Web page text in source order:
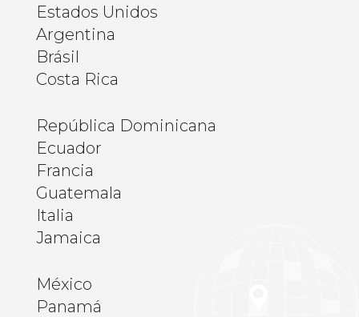
Estados Unidos
Argentina
Brásil
Costa Rica
República Dominicana
Ecuador
Francia
Guatemala
Italia
Jamaica
México
Panamá